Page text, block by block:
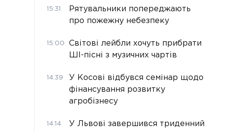
15:31
Рятувальники попереджають
про пожежну небезпеку
15:00
Світові лейбли хочуть прибрати
ШІ-пісні з музичних чартів
14:39
У Косові відбувся семінар щодо
фінансування розвитку
агробізнесу
14:14
У Львові завершився триденний